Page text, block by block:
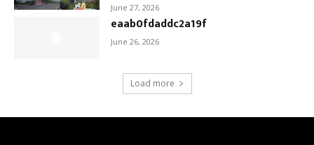
June 27, 2026
eaab0fdaddc2a19f
June 26, 2026
Load more